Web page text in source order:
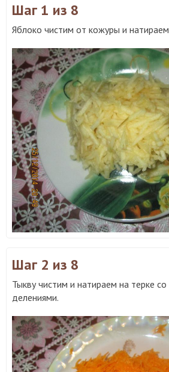
Шаг 1 из 8
Яблоко чистим от кожуры и
Шаг 2 из 8
Тыкву чистим и натираем на терке
делениями.